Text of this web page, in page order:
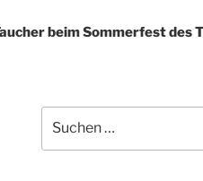
beim Sommerfest des
nach: